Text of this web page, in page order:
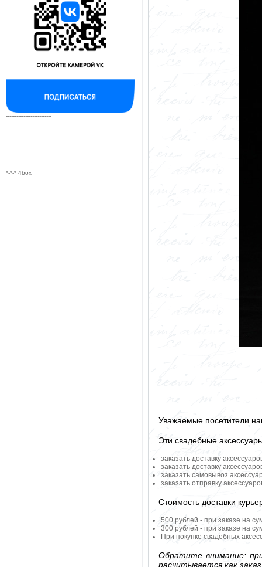
--------------------------
*-*-* 4box
Уважаемые посетители
Эти свадебные
заказать доставку
заказать доставку
заказать самовывоз
заказать отправку
Стоимость доставки
500 рублей - при заказе на
300 рублей - при заказе на
При покупке свадебных
Обратите внимание:
расчитывается как